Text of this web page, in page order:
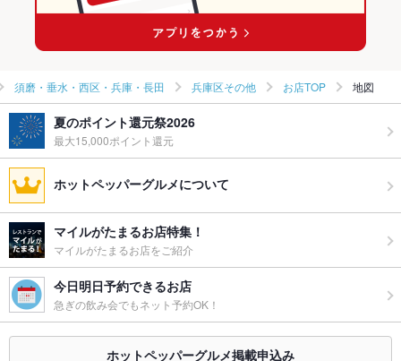
須磨・垂水・西区・兵庫・長田 兵庫区その他 お店TOP 地図
夏のポイント還元祭2026
最大15,000ポイント還元
ホットペッパーグルメについて
マイルがたまるお店特集！
マイルがたまるお店をご紹介
今日明日予約できるお店
急ぎの飲み会でもネット予約OK！
ホットペッパーグルメ掲載申込み